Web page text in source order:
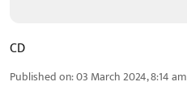
CD
Published on:03 March 2024, 8:14 am